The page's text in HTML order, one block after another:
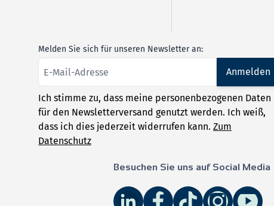
Melden Sie sich für unseren Newsletter an:
Anmelden
Ich stimme zu, dass meine personenbezogenen Daten
für den Newsletterversand genutzt werden. Ich weiß,
dass ich dies jederzeit widerrufen kann. Zum
Datenschutz
Besuchen Sie uns auf Social Media